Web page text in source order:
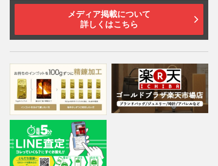
メディア掲載について
詳しくはこちら